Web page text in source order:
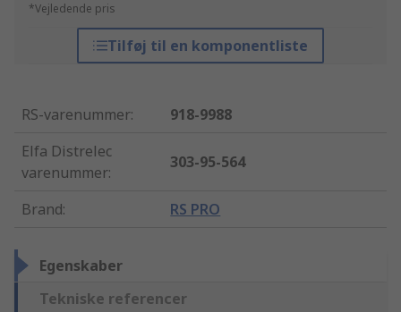
*Vejledende pris
Tilføj til en komponentliste
RS-varenummer:
918-9988
Elfa Distrelec
varenummer:
303-95-564
Brand: RS PRO
Egenskaber
Tekniske referencer